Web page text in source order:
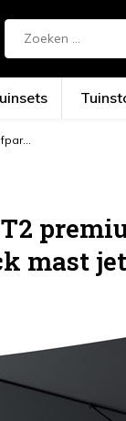
mast